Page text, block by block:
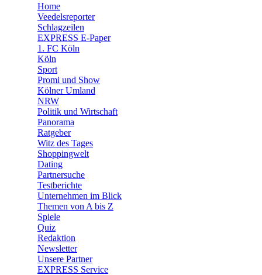
🛒 Shoppingwelt
Home
Veedelsreporter
Schlagzeilen
EXPRESS E-Paper
1. FC Köln
Köln
Sport
Promi und Show
Kölner Umland
NRW
Politik und Wirtschaft
Panorama
Ratgeber
Witz des Tages
Shoppingwelt
Dating
Partnersuche
Testberichte
Unternehmen im Blick
Themen von A bis Z
Spiele
Quiz
Redaktion
Newsletter
Unsere Partner
EXPRESS Service